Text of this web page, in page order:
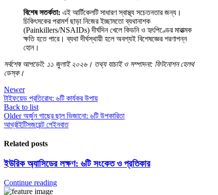
বিশেষ সতর্কতা: এই আর্টিকেলটি সাধারণ স্বাস্থ্য সচেতনতার জন্য।
চিকিৎসকের পরামর্শ ছাড়া নিজের ইচ্ছামতো ব্যথানাশক
(Painkillers/NSAIDs) দীর্ঘদিন খেলে কিডনি ও হৃৎপিণ্ডের মারাত্মক
ক্ষতি হতে পারে। ব্যথা দীর্ঘস্থায়ী হলে অবশ্যই বিশেষজ্ঞের শরণাপন্ন
হোন।
সর্বশেষ আপডেট: ১১ জুলাই ২০২৬। তথ্য যাচাই ও সম্পাদনা: ফিটনোশন হেলথ
ডেস্ক।
Newer
টাইফয়েড প্রতিরোধ: ৬টি কার্যকর উপায়
Back to list
Older অর্জুন গাছের ছাল ভিজানো: ৬টি উপকারিতা
আর্থ্রাইটিসজয়েন্ট পেইনবাত
Related posts
ইউরিক অ্যাসিডের লক্ষণ: ৬টি সংকেত ও প্রতিকার
Continue reading